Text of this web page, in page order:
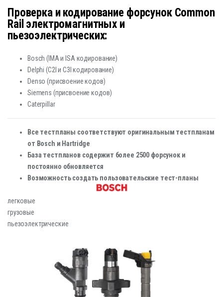
Проверка и кодирование форсунок Common
Rail электромагнитных и
пьезоэлектрических:
Bosch (IMA и ISA кодирование)
Delphi (C2I и С3I кодирование)
Denso (присвоение кодов)
Siemens (присвоение кодов)
Caterpillar
Все тестпланы соответствуют оригинальным тестпланам
от Bosch и Hartridge
База тестпланов содержит более 2500 форсунок и
постоянно обновляется
Возможность создать пользовательские тест-планы
легковые
грузовые
пьезоэлектрические